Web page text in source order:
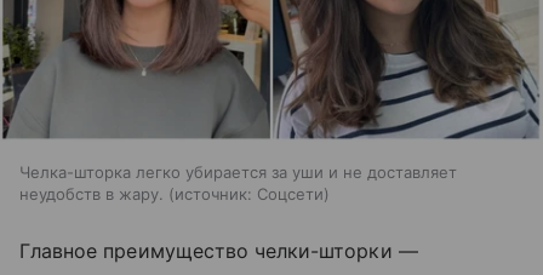
Челка-шторка легко убирается за уши и не доставляет
неудобств в жару.
источник: Соцсети
Главное преимущество челки-шторки —